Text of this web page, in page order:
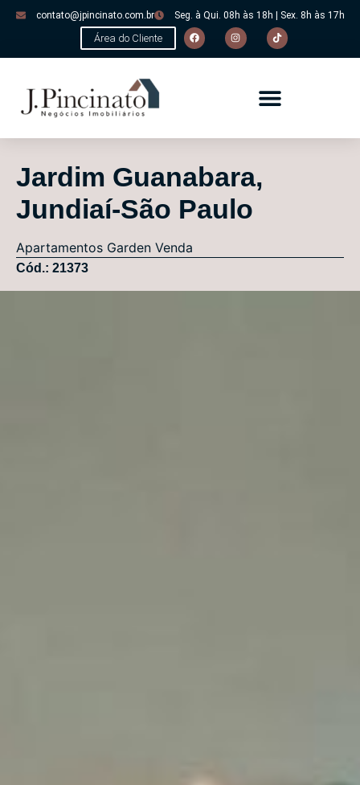
contato@jpincinato.com.br Seg. à Qui. 08h às 18h | Sex. 8h às 17h
Área do Cliente
Jardim Guanabara,
Jundiaí-São Paulo
Apartamentos Garden Venda
Cód.: 21373